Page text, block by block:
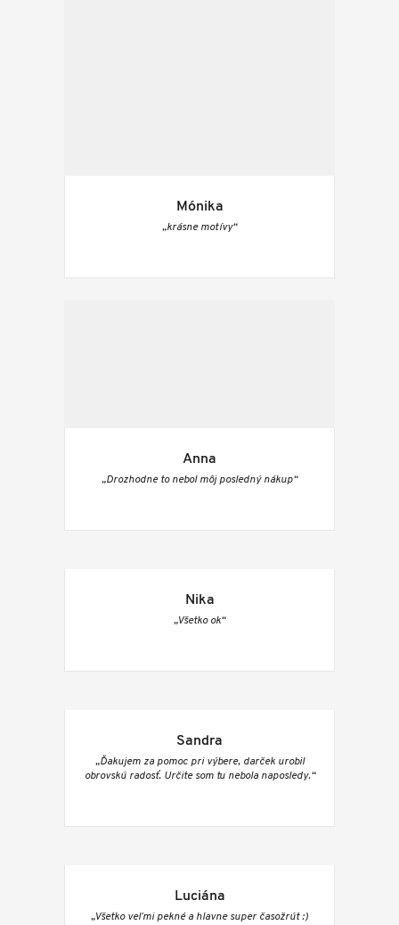
Mónika
„krásne motívy“
Anna
„Drozhodne to nebol môj posledný nákup“
Nika
„Všetko ok“
Sandra
„Ďakujem za pomoc pri výbere, darček urobil
obrovskú radosť. Určite som tu nebola naposledy.“
Luciána
„Všetko veľmi pekné a hlavne super časožrút :)